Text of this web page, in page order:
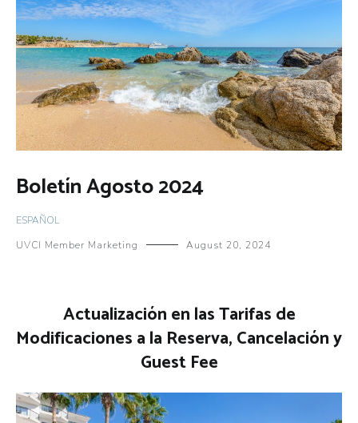
Boletín Agosto 2024
ESPAÑOL
UVCI Member Marketing
August 20, 2024
Actualización en las Tarifas de
Modificaciones a la Reserva, Cancelación y
Guest Fee